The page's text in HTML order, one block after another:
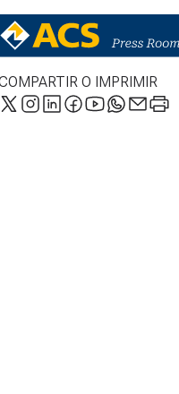
O IMPRIMIR